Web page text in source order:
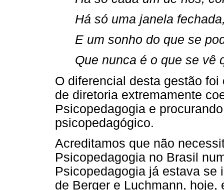
Há só uma janela
E um sonho do que se
Que nunca é o que se vê
O diferencial desta gestão
de diretoria extremamente
Psicopedagogia e
psicopedagógico.
Acreditamos que não
Psicopedagogia no Brasil
Psicopedagogia já estava se
de Berger e Luchmann,